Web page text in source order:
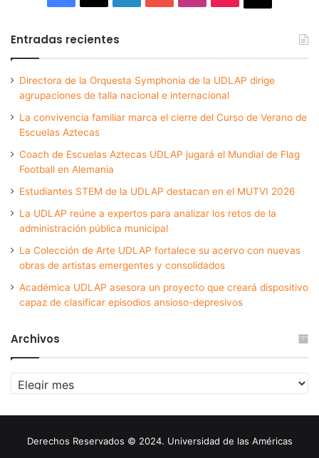
Entradas recientes
Directora de la Orquesta Symphonia de la UDLAP dirige
agrupaciones de talla nacional e internacional
La convivencia familiar marca el cierre del Curso de Verano de
Escuelas Aztecas
Coach de Escuelas Aztecas UDLAP jugará el Mundial de Flag
Football en Alemania
Estudiantes STEM de la UDLAP destacan en el MUTVI 2026
La UDLAP reúne a expertos para analizar los retos de la
administración pública municipal
La Colección de Arte UDLAP fortalece su acervo con nuevas
obras de artistas emergentes y consolidados
Académica UDLAP asesora un proyecto que creará dispositivo
capaz de clasificar episodios ansioso-depresivos
Archivos
Archivos
Derechos Reservados © 2024. Universidad de las Américas